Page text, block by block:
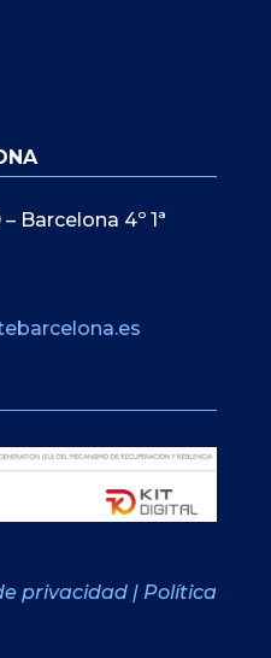
Barcelona 4º 1ª
privacidad | Política